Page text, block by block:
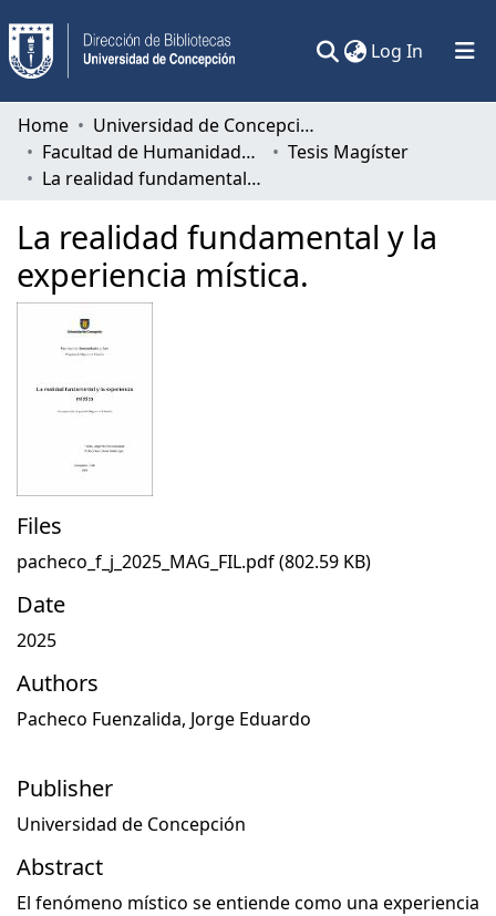
Log In (current)
Communities & Collections
All of DSpace
Home
Universidad de Concepción
Facultad de Humanidades y Arte
Tesis Magíster
La realidad fundamental y la experiencia mística.
La realidad fundamental y la
experiencia mística.
Files
pacheco_f_j_2025_MAG_FIL.pdf(802.59 KB)
Date
2025
Authors
Pacheco Fuenzalida, Jorge Eduardo
Publisher
Universidad de Concepción
Abstract
El fenómeno místico se entiende como una experiencia